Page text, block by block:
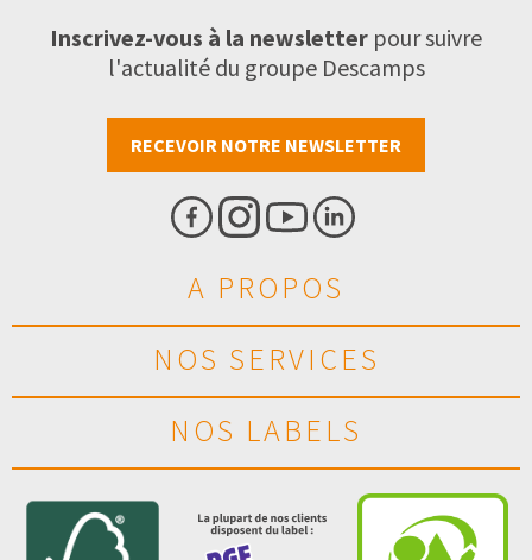
Inscrivez-vous à la newsletter pour suivre
l'actualité du groupe Descamps
RECEVOIR NOTRE NEWSLETTER
A PROPOS
NOS SERVICES
NOS LABELS